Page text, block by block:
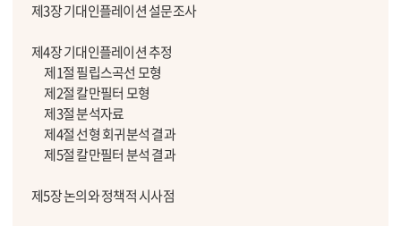
제3장 기대인플레이션 설문조사
제4장 기대인플레이션 추정
제1절 필립스곡선 모형
제2절 칼만필터 모형
제3절 분석자료
제4절 선형 회귀분석 결과
제5절 칼만필터 분석 결과
제5장 논의와 정책적 시사점